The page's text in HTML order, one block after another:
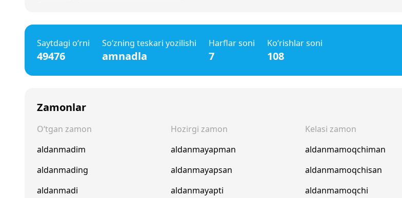
Saytdagi o‘rni
49476
So‘zning teskari yozilishi
amnadla
Harflar soni
7
Ko‘rishlar soni
108
Zamonlar
O‘tgan zamon
aldanmadim
aldanmading
aldanmadi
Hozirgi zamon
aldanmayapman
aldanmayapsan
aldanmayapti
Kelasi zamon
aldanmamoqchiman
aldanmamoqchisan
aldanmamoqchi